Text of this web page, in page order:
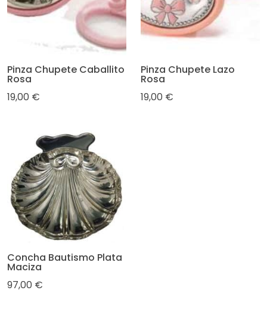
Pinza Chupete Caballito
Rosa
19,00 €
Pinza Chupete Lazo
Rosa
19,00 €
Concha Bautismo Plata
Maciza
97,00 €